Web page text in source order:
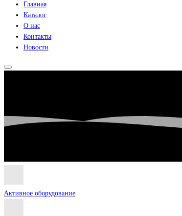
Главная
Каталог
О нас
Контакты
Новости
Активное оборудование